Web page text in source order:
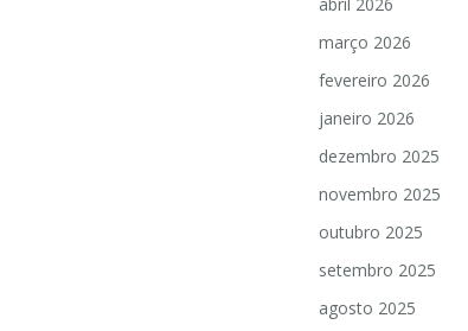
março 2026
fevereiro 2026
janeiro 2026
dezembro 2025
novembro 2025
outubro 2025
setembro 2025
agosto 2025